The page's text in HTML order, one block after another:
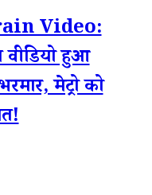
Video:
वीडियो हुआ
मेट्रो को